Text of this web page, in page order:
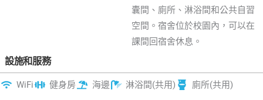
囊間、廁所、淋浴間和公共自習
空間。宿舍位於校園內，可以在
課間回宿舍休息。
設施和服務
WiFi 健身房 海邊 淋浴間(共用) 廁所(共用)